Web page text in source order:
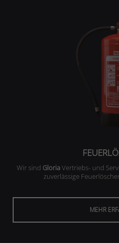
Wir sind GloriaVertriebs- und
zuverlässige
MEHR